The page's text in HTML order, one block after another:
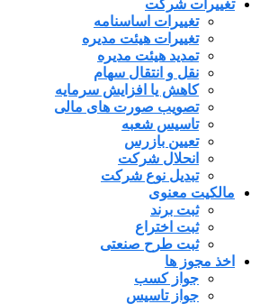
تغییرات شرکت
تغییرات اساسنامه
تغییرات هیئت مدیره
تمدید هیئت مدیره
نقل و انتقال سهام
کاهش یا افزایش سرمایه
تصویب صورت های مالی
تاسیس شعبه
تعیین بازرس
انحلال شرکت
تبدیل نوع شرکت
مالکیت معنوی
ثبت برند
ثبت اختراع
ثبت طرح صنعتی
اخذ مجوز ها
جواز کسب
جواز تاسیس